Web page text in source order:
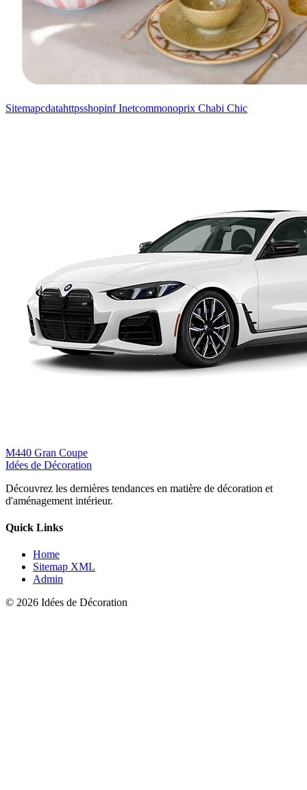
Sitemapcdatahttpsshopinf Inetcommonoprix Chabi Chic
M440 Gran Coupe
Idées de Décoration
Découvrez les dernières tendances en matière de décoration et
d'aménagement intérieur.
Quick Links
Home
Sitemap XML
Admin
© 2026 Idées de Décoration